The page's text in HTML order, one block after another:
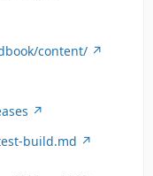
content/
build.md